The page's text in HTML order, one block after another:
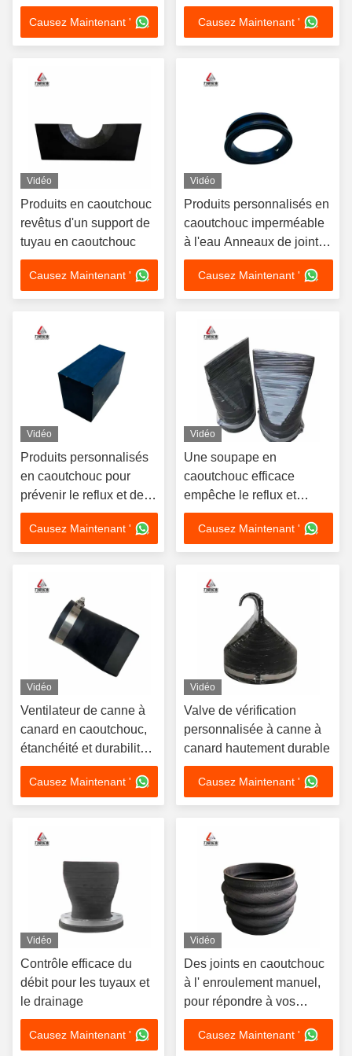
Causez Maintenant '
caoutchouc
Causez Maintenant '
Vidéo
Produits en caoutchouc
revêtus d'un support de
tuyau en caoutchouc
Causez Maintenant '
Vidéo
Produits personnalisés en
caoutchouc imperméable
à l'eau Anneaux de joint
en caoutchouc
personnalisés
Causez Maintenant '
Vidéo
Produits personnalisés
en caoutchouc pour
prévenir le reflux et des
performances anti-âge
flexibles
Causez Maintenant '
Vidéo
Une soupape en
caoutchouc efficace
empêche le reflux et
assure un drainage en
douceur
Causez Maintenant '
Vidéo
Ventilateur de canne à
canard en caoutchouc,
étanchéité et durabilité
pour tous les besoins de
drainage
Causez Maintenant '
Vidéo
Valve de vérification
personnalisée à canne à
canard hautement durable
Causez Maintenant '
Vidéo
Contrôle efficace du
débit pour les tuyaux et
le drainage
Causez Maintenant '
Vidéo
Des joints en caoutchouc
à l' enroulement manuel,
pour répondre à vos
exigences en matière de
taille.
Causez Maintenant '